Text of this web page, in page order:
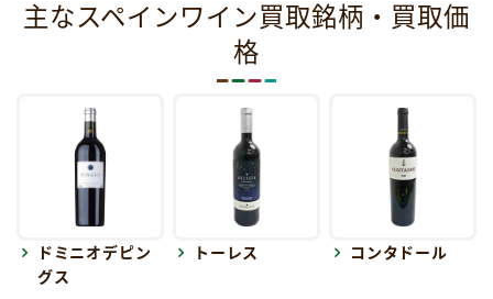
主なスペインワイン買取銘柄・買取価
格
ドミニオデピン
グス
トーレス コンタドール